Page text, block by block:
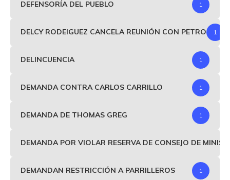
DEFENSORÍA DEL PUEBLO 1
DELCY RODEIGUEZ CANCELA REUNIÓN CON PETRO 1
DELINCUENCIA 1
DEMANDA CONTRA CARLOS CARRILLO 1
DEMANDA DE THOMAS GREG 1
DEMANDA POR VIOLAR RESERVA DE CONSEJO DE
DEMANDAN RESTRICCIÓN A PARRILLEROS 1